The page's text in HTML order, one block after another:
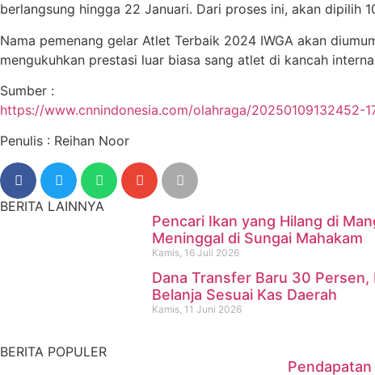
berlangsung hingga 22 Januari. Dari proses ini, akan dipilih
Nama pemenang gelar Atlet Terbaik 2024 IWGA akan
mengukuhkan prestasi luar biasa sang atlet di kancah
Sumber :
https://www.cnnindonesia.com/olahraga/
Penulis : Reihan Noor
BERITA LAINNYA
Pencari Ikan yang Hilang di
Meninggal di Sungai Mahakam
Kamis, 16 Juli 2026
Dana Transfer Baru 30 Persen,
Belanja Sesuai Kas Daerah
Kamis, 11 Juni 2026
Pencari Ikan yang Hilang di
BERITA POPULER